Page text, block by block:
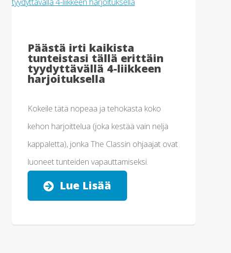
Päästä irti kaikista
tunteistasi tällä erittäin
tyydyttävällä 4-liikkeen
harjoituksella
Kokeile tätä nopeaa ja tehokasta koko
kehon harjoittelua (joka kestää vain neljä
kappaletta), jonka The Classin ohjaajat ovat
luoneet tunteiden vapauttamiseksi.
Lue Lisää